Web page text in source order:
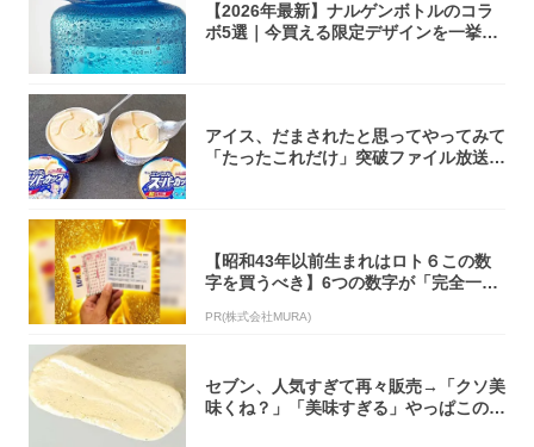
【2026年最新】ナルゲンボトルのコラ
ボ5選｜今買える限定デザインを一挙紹
アイス、だまされたと思ってやってみて
「たったこれだけ」突破ファイル放送で
【昭和43年以前生まれはロト６この数
字を買うべき】6つの数字が「完全一
PR(株式会社MURA)
セブン、人気すぎて再々販売→「クソ美
味くね？」「美味すぎる」やっぱこのク